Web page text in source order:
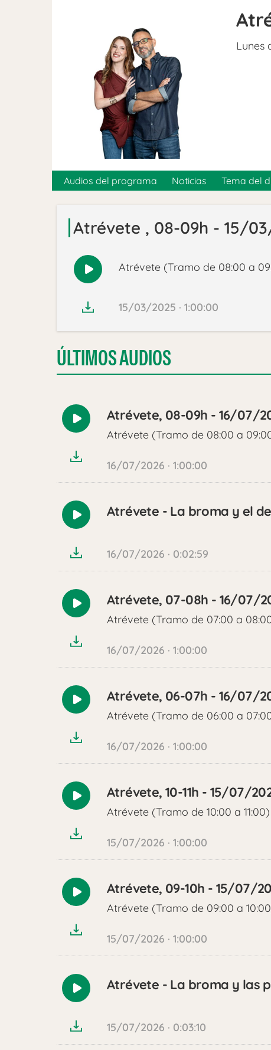
Lunes
Audios del programa Noticias Tema del
Atrévete , 08-09h - 15/
Reproducir
Atrévete (Tramo de 08:00 a
15/03/2025 · 1:00:00
ÚLTIMOS AUDIOS
Reproducir
Atrévete, 08-09h - 16/07/
Atrévete (Tramo de 08:00 a
16/07/2026 · 1:00:00
Reproducir
Atrévete - La broma y el
16/07/2026 · 0:02:59
Reproducir
Atrévete, 07-08h - 16/07/
Atrévete (Tramo de 07:00 a
16/07/2026 · 1:00:00
Reproducir
Atrévete, 06-07h - 16/07/
Atrévete (Tramo de 06:00 a
16/07/2026 · 1:00:00
Reproducir
Atrévete, 10-11h - 15/07/
Atrévete (Tramo de 10:00 a 11:00)
15/07/2026 · 1:00:00
Reproducir
Atrévete, 09-10h - 15/07/
Atrévete (Tramo de 09:00 a
15/07/2026 · 1:00:00
Reproducir
Atrévete - La broma y las
15/07/2026 · 0:03:10